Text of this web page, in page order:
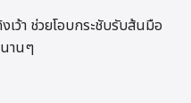
ว้า ช่วยโอบกระชับรับส้นมือ
านๆ